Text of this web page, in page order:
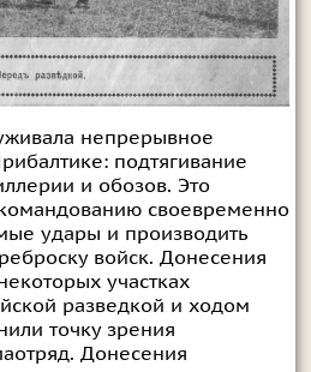
непрерывное
подтягивание
и обозов. Это
своевременно
удары и производить
войск. Донесения
участках
разведкой и ходом
точку зрения
Донесения